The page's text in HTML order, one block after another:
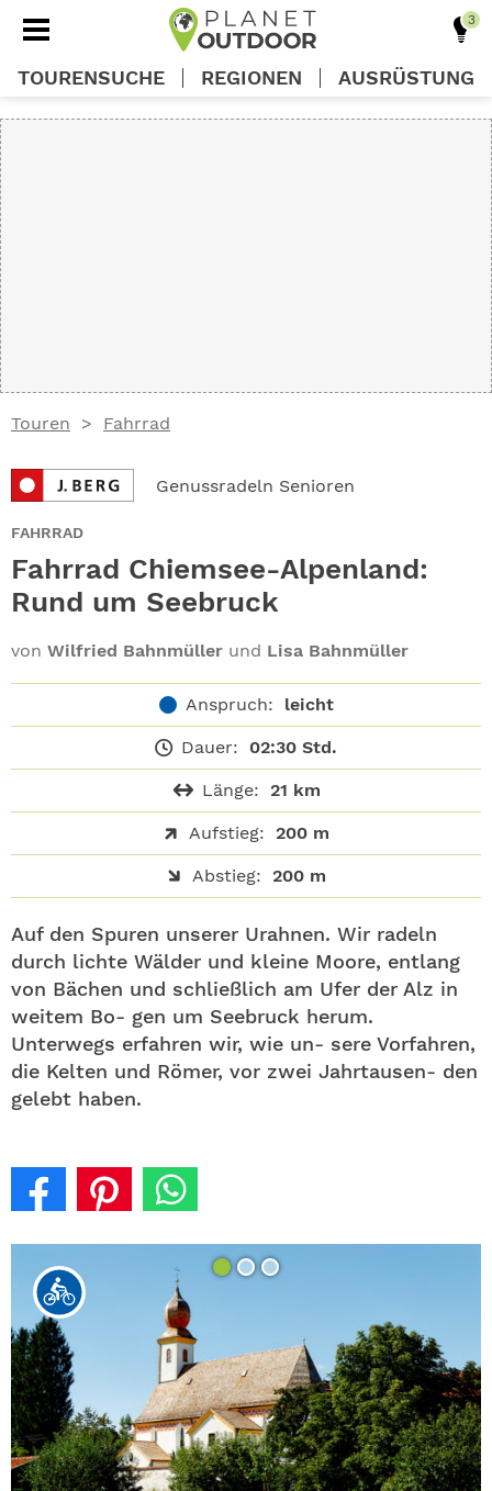
Touren Fahrrad
Genussradeln Senioren
FAHRRAD
Fahrrad Chiemsee-Alpenland:
Rund um Seebruck
von Wilfried Bahnmüller und Lisa Bahnmüller
Anspruch: leicht
Dauer: 02:30 Std.
Länge: 21 km
Aufstieg: 200 m
Abstieg: 200 m
Auf den Spuren unserer Urahnen. Wir radeln
durch lichte Wälder und kleine Moore, entlang
von Bächen und schließlich am Ufer der Alz in
weitem Bo- gen um Seebruck herum.
Unterwegs erfahren wir, wie un- sere Vorfahren,
die Kelten und Römer, vor zwei Jahrtausen- den
gelebt haben.
TOURENSUCHE REGIONEN AUSRÜSTUNG
ABO
GEWINNEN
NEWSLETTER
SHOP